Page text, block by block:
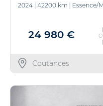
2024 42200 km Essence/
24 980 €
Coutances